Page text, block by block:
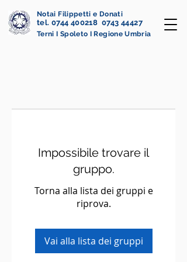
Notai Filippetti e Donati
tel. 0744 400218 0743 44427
Terni I Spoleto I Regione Umbria
Impossibile trovare il
gruppo.
Torna alla lista dei gruppi e
riprova.
Vai alla lista dei gruppi